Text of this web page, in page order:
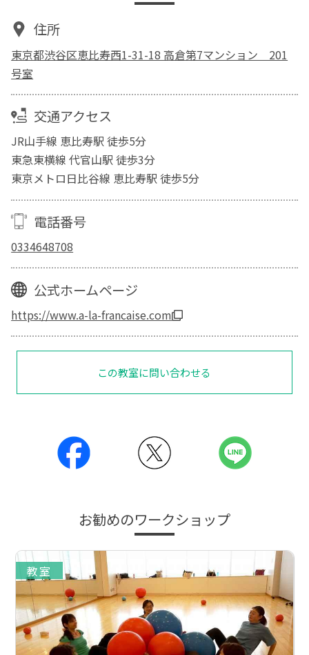
住所
東京都渋谷区恵比寿西1-31-18 高倉第7マンション 201
号室
交通アクセス
JR山手線 恵比寿駅 徒歩5分
東急東横線 代官山駅 徒歩3分
東京メトロ日比谷線 恵比寿駅 徒歩5分
電話番号
0334648708
公式ホームページ
https://www.a-la-francaise.com
この教室に問い合わせる
お勧めのワークショップ
教室